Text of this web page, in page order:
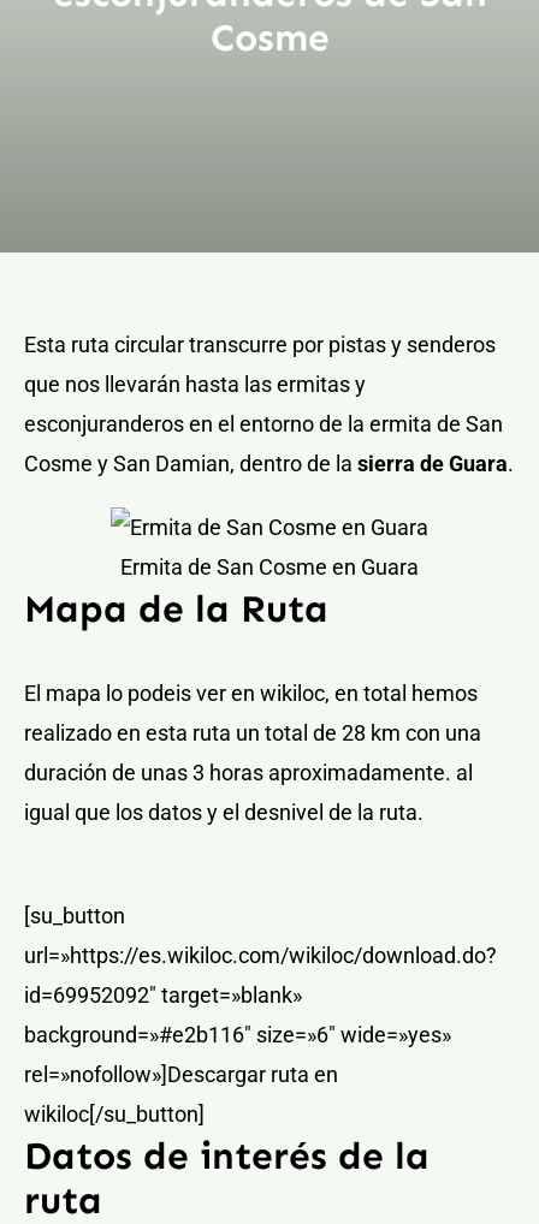
Cosme
Esta ruta circular transcurre por pistas y senderos
que nos llevarán hasta las ermitas y
esconjuranderos en el entorno de la ermita de San
Cosme y San Damian, dentro de la sierra de Guara.
Ermita de San Cosme en Guara
Mapa de la Ruta
El mapa lo podeis ver en wikiloc, en total hemos
realizado en esta ruta un total de 28 km con una
duración de unas 3 horas aproximadamente. al
igual que los datos y el desnivel de la ruta.
[su_button
url=»https://es.wikiloc.com/wikiloc/download.do?
id=69952092″ target=»blank»
background=»#e2b116″ size=»6″ wide=»yes»
rel=»nofollow»]Descargar ruta en
wikiloc[/su_button]
Datos de interés de la
ruta